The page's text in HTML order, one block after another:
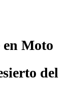
en Moto
del